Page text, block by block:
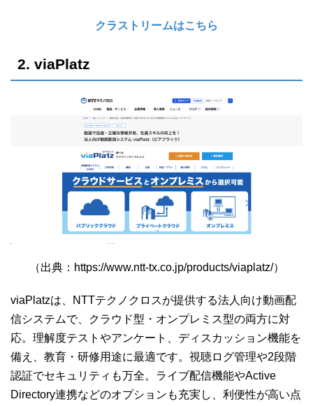
クラストリームはこちら
2. viaPlatz
（出典：https://www.ntt-tx.co.jp/products/viaplatz/）
viaPlatzは、NTTテクノクロスが提供する法人向け動画配
信システムで、クラウド型・オンプレミス型の両方に対
応。理解度テストやアンケート、ディスカッション機能を
備え、教育・研修用途に最適です。視聴ログ管理や2段階
認証でセキュリティも万全。ライブ配信機能やActive
Directory連携などのオプションも充実し、利便性が高い点